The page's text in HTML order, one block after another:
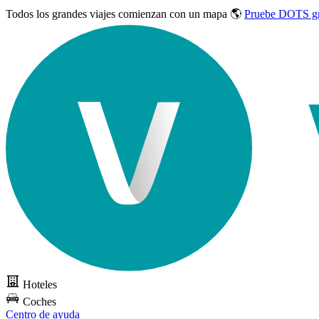
Todos los grandes viajes comienzan con un mapa 🌎 Pruebe DOTS
Hoteles
Coches
Centro de ayuda